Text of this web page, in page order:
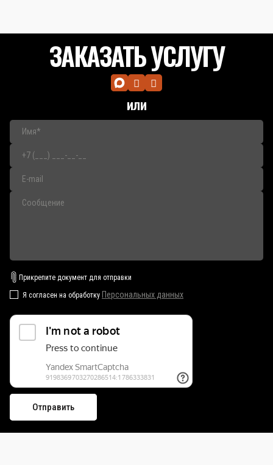
ЗАКАЗАТЬ УСЛУГУ
или
Прикрепите документ для отправки
Я согласен на обработку Персональных данных